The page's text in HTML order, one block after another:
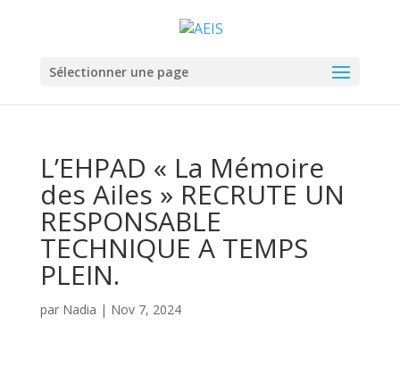
Sélectionner une page
L’EHPAD « La Mémoire
des Ailes » RECRUTE UN
RESPONSABLE
TECHNIQUE A TEMPS
PLEIN.
par Nadia | Nov 7, 2024